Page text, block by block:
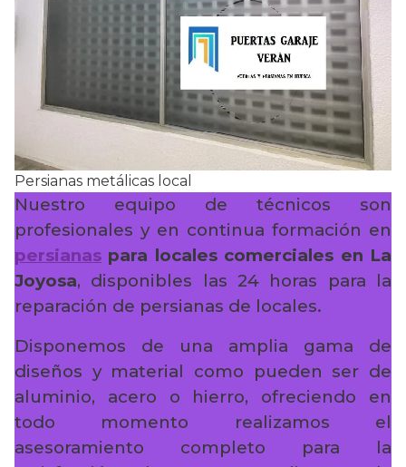
Persianas metálicas local
Nuestro equipo de técnicos son
profesionales y en continua formación en
persianas para locales comerciales en La
Joyosa, disponibles las 24 horas para la
reparación de persianas de locales.
Disponemos de una amplia gama de
diseños y material como pueden ser de
aluminio, acero o hierro, ofreciendo en
todo momento realizamos el
asesoramiento completo para la